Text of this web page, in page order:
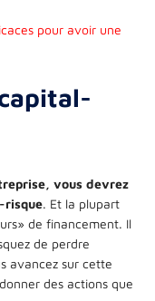
pour avoir une
vous devrez
risque. Et la plupart
de financement. Il
de perdre
avancez sur cette
des actions que